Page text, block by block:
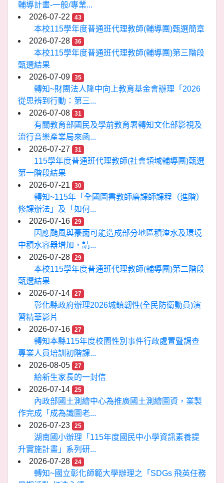
輔導計畫-一般/專業...
2026-07-22
43
本校115學年度普通班代理教師(輔導團)甄選簡章
2026-07-28
36
本校115學年度普通班代理教師(輔導團)第三階段
甄選結果
2026-07-09
35
轉知~財團法人隆中向上教育基金會辦理「2026
從思辨到行動：第三...
2026-07-08
31
有關教育部國民及學前教育署轉知文化部影視及
流行音樂產業局來函...
2026-07-27
31
115學年度普通班代理教師(社會領域輔導團)甄選
第一階段結果
2026-07-21
30
轉知~115年「全國圖書教師磨課師課程（進階）
修課辦法」及「如何...
2026-07-16
29
因應颱風與豪雨可能造成部分地區積淹水及環境
中積水容器增加，請...
2026-07-28
29
本校115學年度普通班代理教師(輔導團)第二階段
甄選結果
2026-07-14
27
彰化縣政府辦理2026城鎮韌性(全民防衛動員)演
習精華影片
2026-07-16
27
轉知本縣115年度校園性別事件行政處置暨調查
專業人員培訓初階課...
2026-08-05
27
給新生家長的一封信
2026-07-14
25
內政部國土測繪中心為推廣國土測繪圖資，業製
作完成「成為識圖老...
2026-07-23
25
湖南國小辦理「115年度國民中小學資訊素養提
升實施計畫」系列研...
2026-07-28
24
轉知~國立彰化師範大學辦理之「SDGs 飛英任務